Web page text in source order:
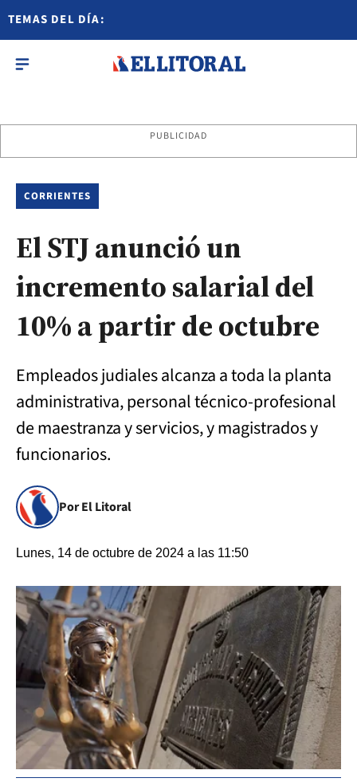
TEMAS DEL DÍA:
PUBLICIDAD
CORRIENTES
El STJ anunció un
incremento salarial del
10% a partir de octubre
Empleados judiales alcanza a toda la planta
administrativa, personal técnico-profesional
de maestranza y servicios, y magistrados y
funcionarios.
Por El Litoral
Lunes, 14 de octubre de 2024 a las 11:50